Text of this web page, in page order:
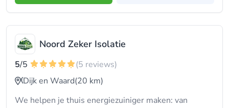
Noord Zeker Isolatie
5/5
(5 reviews)
Dijk en Waard(20 km)
We helpen je thuis energiezuiniger maken: van